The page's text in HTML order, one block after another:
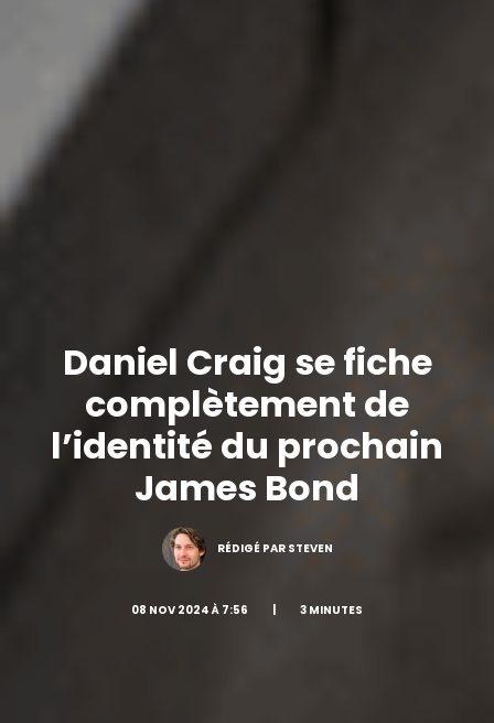
Daniel Craig se fiche
complètement de
l’identité du prochain
James Bond
RÉDIGÉ PAR STEVEN
08 NOV 2024 À 7:56 3 MINUTES